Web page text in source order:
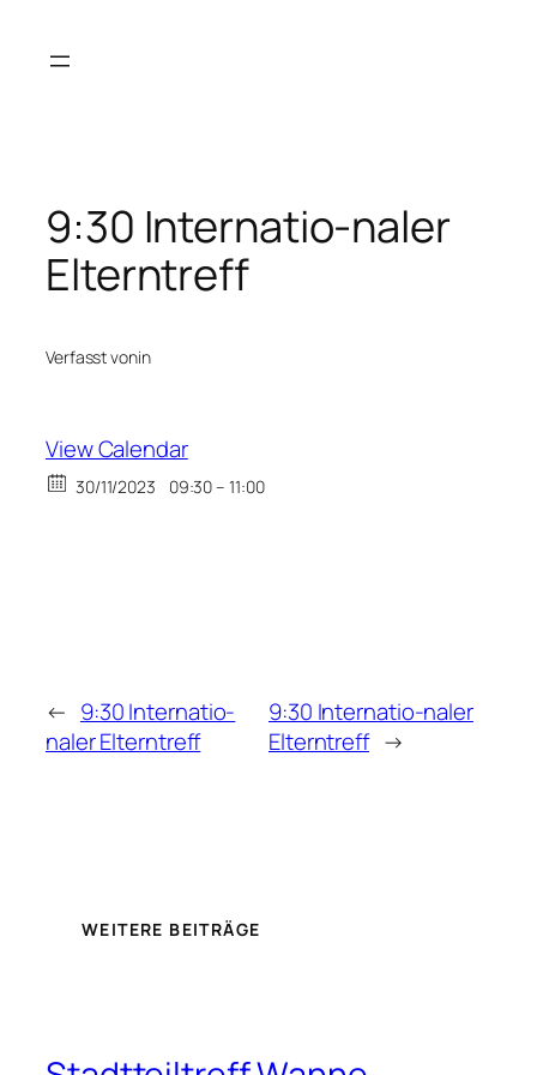
Inhalt
9:30 Internatio-naler
Elterntreff
Verfasst vonin
View Calendar
30/11/2023 09:30 – 11:00
← 9:30 Internatio-
naler Elterntreff
9:30 Internatio-naler
Elterntreff →
WEITERE BEITRÄGE